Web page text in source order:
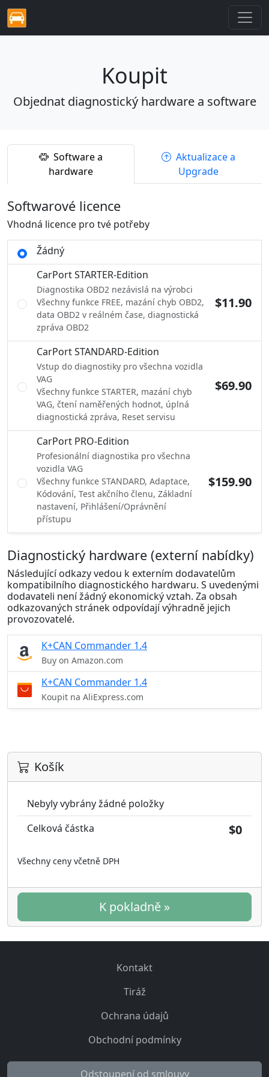
Koupit
Objednat diagnostický hardware a software
Software a
hardware
Aktualizace a
Upgrade
Softwarové licence
Vhodná licence pro tvé potřeby
Žádný
CarPort STARTER-Edition
Diagnostika OBD2 nezávislá na výrobci
Všechny funkce FREE, mazání chyb OBD2,
data OBD2 v reálném čase, diagnostická
zpráva OBD2
$11.90
CarPort STANDARD-Edition
Vstup do diagnostiky pro všechna vozidla
VAG
Všechny funkce STARTER, mazání chyb
VAG, čtení naměřených hodnot, úplná
diagnostická zpráva, Reset servisu
$69.90
CarPort PRO-Edition
Profesionální diagnostika pro všechna
vozidla VAG
Všechny funkce STANDARD, Adaptace,
Kódování, Test akčního členu, Základní
nastavení, Přihlášení/Oprávnění
přístupu
$159.90
Diagnostický hardware (externí nabídky)
Následující odkazy vedou k externím dodavatelům
kompatibilního diagnostického hardwaru. S uvedenými
dodavateli není žádný ekonomický vztah. Za obsah
odkazovaných stránek odpovídají výhradně jejich
provozovatelé.
K+CAN Commander 1.4
Buy on Amazon.com
K+CAN Commander 1.4
Koupit na AliExpress.com
Košík
Nebyly vybrány žádné položky
Celková částka
$0
Všechny ceny včetně DPH
K pokladně »
Kontakt
Tiráž
Ochrana údajů
Obchodní podmínky
Odstoupení od smlouvy